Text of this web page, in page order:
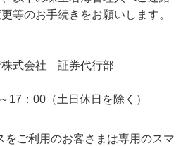
等のお手続きをお願いします。
株式会社 証券代行部
：00（土日休日を除く）
ご利用のお客さまは専用のスマ